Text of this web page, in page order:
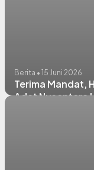
Berita • 15 Juni 2026
Terima Mandat,
Adat Nusantara